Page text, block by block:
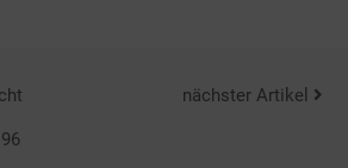
nächster Artikel